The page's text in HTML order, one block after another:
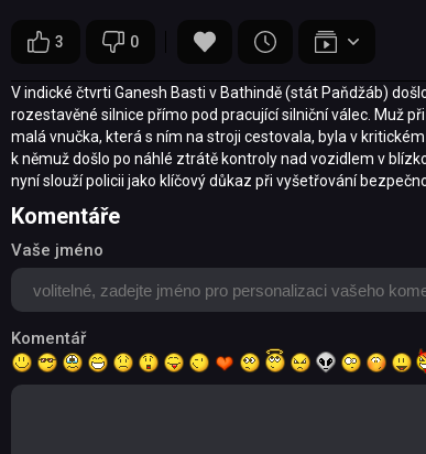
3 0
V indické čtvrti Ganesh Basti v Bathindě (stát Paňdžáb)
rozestavěné silnice přímo pod pracující silniční válec. Muž
malá vnučka, která s ním na stroji cestovala, byla v
k němuž došlo po náhlé ztrátě kontroly nad vozidlem v
nyní slouží policii jako klíčový důkaz při vyšetřování
Komentáře
Vaše jméno
Komentář